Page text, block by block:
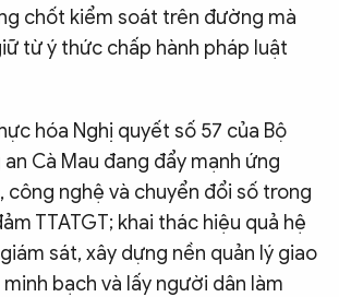
chốt kiểm soát trên đường mà
từ ý thức chấp hành pháp luật
hóa Nghị quyết số 57 của Bộ
Cà Mau đang đẩy mạnh ứng
công nghệ và chuyển đổi số trong
TTATGT; khai thác hiệu quả hệ
sát, xây dựng nền quản lý giao
bạch và lấy người dân làm